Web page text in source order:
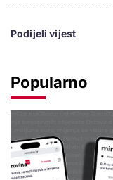
Podijeli vijest
Popularno